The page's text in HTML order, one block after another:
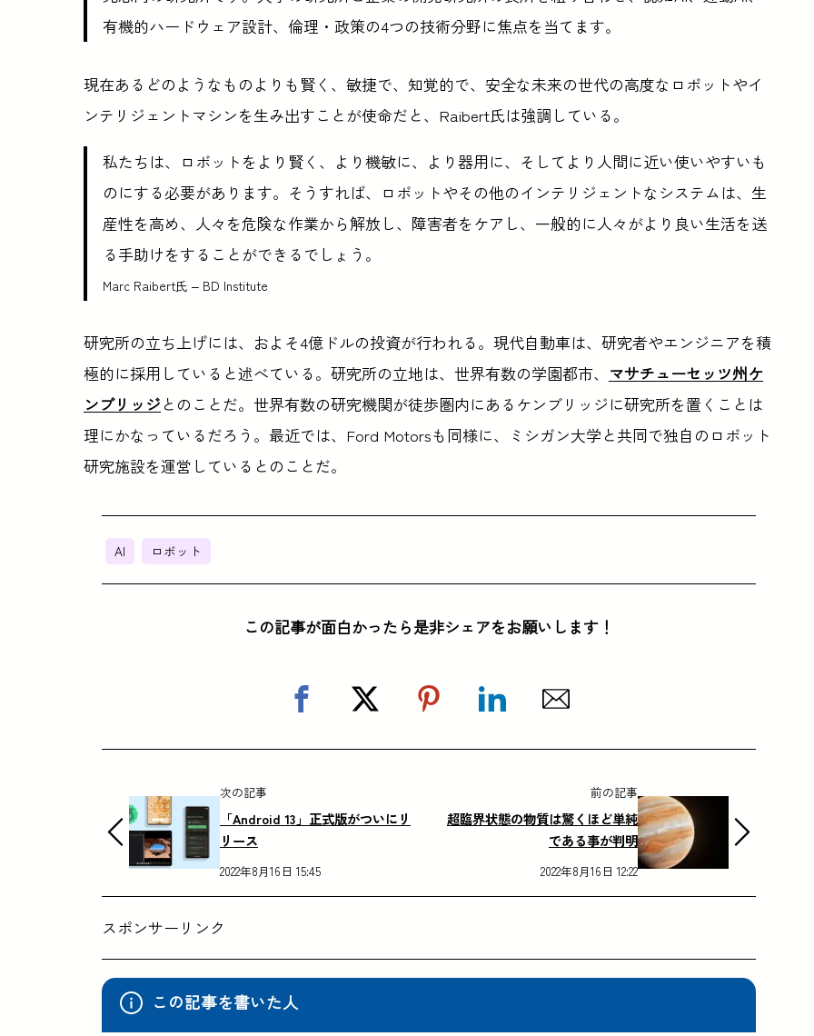
有機的ハードウェア設計、倫理・政策の4つの技術分野に焦点を当てます。
現在あるどのようなものよりも賢く、敏捷で、知覚的で、安全な未来の世代の高度なロボットやイ
ンテリジェントマシンを生み出すことが使命だと、Raibert氏は強調している。
私たちは、ロボットをより賢く、より機敏に、より器用に、そしてより人間に近い使いやすいも
のにする必要があります。そうすれば、ロボットやその他のインテリジェントなシステムは、生
産性を高め、人々を危険な作業から解放し、障害者をケアし、一般的に人々がより良い生活を送
る手助けをすることができるでしょう。
Marc Raibert氏 – BD Institute
研究所の立ち上げには、およそ4億ドルの投資が行われる。現代自動車は、研究者やエンジニアを積
極的に採用していると述べている。研究所の立地は、世界有数の学園都市、 マサチューセッツ州ケ
ンブリッジ とのことだ。世界有数の研究機関が徒歩圏内にあるケンブリッジに研究所を置くことは
理にかなっているだろう。最近では、Ford Motorsも同様に、ミシガン大学と共同で独自のロボット
研究施設を運営しているとのことだ。
AI ロボット
この記事が面白かったら是非シェアをお願いします！
次の記事
「Android 13」正式版がついにリ
リース
2022年8月16日 15:45
前の記事
超臨界状態の物質は驚くほど単純
である事が判明
2022年8月16日 12:22
スポンサーリンク
この記事を書いた人